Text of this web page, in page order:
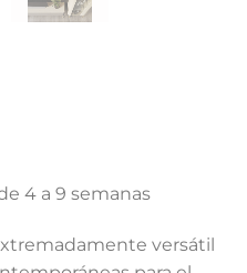
4 a 9 semanas
versátil